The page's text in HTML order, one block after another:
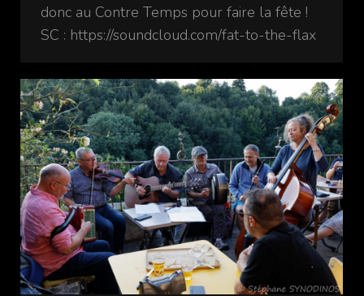
donc au Contre Temps pour faire la fête !
SC : https://soundcloud.com/fat-to-the-flax